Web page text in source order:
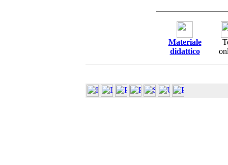
Materiale
didattico